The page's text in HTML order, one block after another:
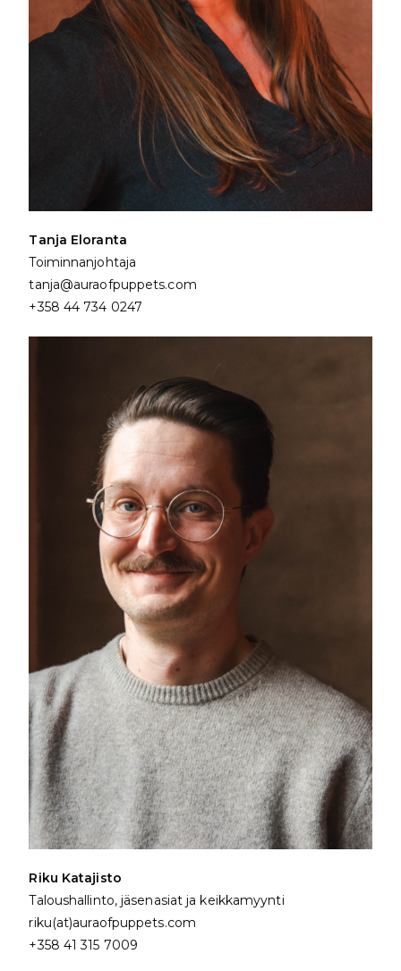
Tanja Eloranta
Toiminnanjohtaja
tanja@auraofpuppets.com
+358 44 734 0247
Riku Katajisto
Taloushallinto,jäsenasiat ja keikkamyynti
riku(at)auraofpuppets.com
+358 41 315 7009